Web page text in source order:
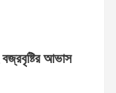
আভাস